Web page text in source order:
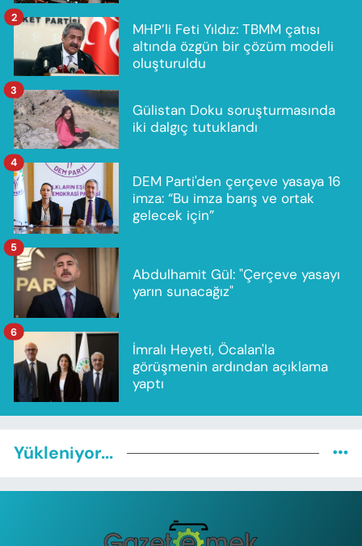
MHP’li Feti Yıldız: TBMM çatısı
altında özgün bir çözüm modeli
oluşturuldu
2
Gülistan Doku soruşturmasında
iki dalgıç tutuklandı
3
DEM Parti'den çerçeve yasaya 16
imza: “Bu imza barış ve ortak
gelecek için”
4
Abdulhamit Gül: "Çerçeve yasayı
yarın sunacağız"
5
İmralı Heyeti, Öcalan'la
görüşmenin ardından açıklama
yaptı
6
Yükleniyor...